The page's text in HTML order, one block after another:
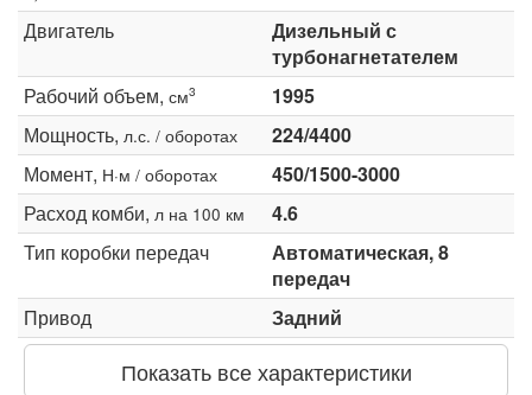
Двигатель
Дизельный с
турбонагнетателем
Рабочий объем, см3
1995
Мощность, л.с. / оборотах
224/4400
Момент, Н·м / оборотах
450/1500-3000
Расход комби, л на 100 км
4.6
Тип коробки передач
Автоматическая, 8
передач
Привод
Задний
Показать все характеристики